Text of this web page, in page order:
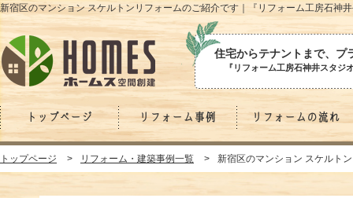
新宿区のマンション スケルトンリフォームのご紹介です｜『リフォーム工房石神
住宅からテナントまで、プ
『リフォーム工房石神井スタ
トップページ リフォーム事例 リフォームの流れ
トップページ リフォーム・建築事例一覧 新宿区のマンション スケルト